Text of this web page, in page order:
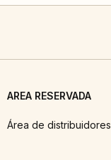
AREA RESERVADA
Área de distribuidores